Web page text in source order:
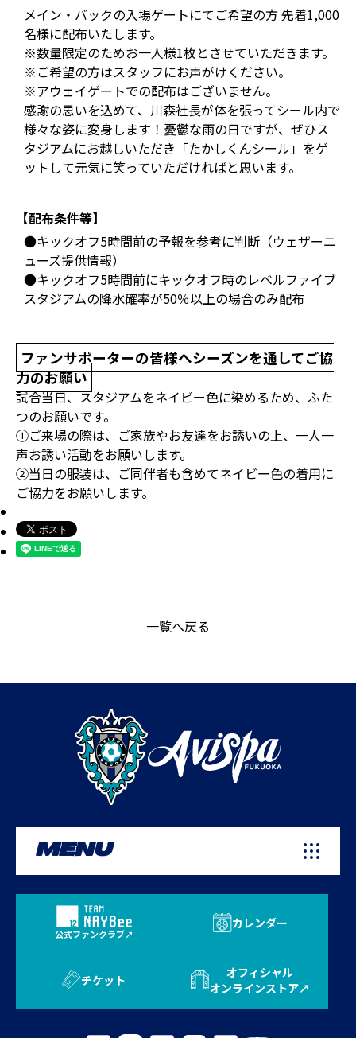
メイン・バックの入場ゲートにてご希望の方 先着1,000
名様に配布いたします。
※数量限定のためお一人様1枚とさせていただきます。
※ご希望の方はスタッフにお声がけください。
※アウェイゲートでの配布はございません。
感謝の思いを込めて、川森社長が体を張ってシール内で
様々な姿に変身します！憂鬱な雨の日ですが、ぜひス
タジアムにお越しいただき「たかしくんシール」をゲ
ットして元気に笑っていただければと思います。
【配布条件等】
●キックオフ5時間前の予報を参考に判断（ウェザーニ
ューズ提供情報）
●キックオフ5時間前にキックオフ時のレベルファイブ
スタジアムの降水確率が50％以上の場合のみ配布
ファンサポーターの皆様へシーズンを通してご協
力のお願い
試合当日、スタジアムをネイビー色に染めるため、ふた
つのお願いです。
①ご来場の際は、ご家族やお友達をお誘いの上、一人一
声お誘い活動をお願いします。
②当日の服装は、ご同伴者も含めてネイビー色の着用に
ご協力をお願いします。
一覧へ戻る
MENU
公式ファンクラブ
カレンダー
チケット
オフィシャル
オンラインストア